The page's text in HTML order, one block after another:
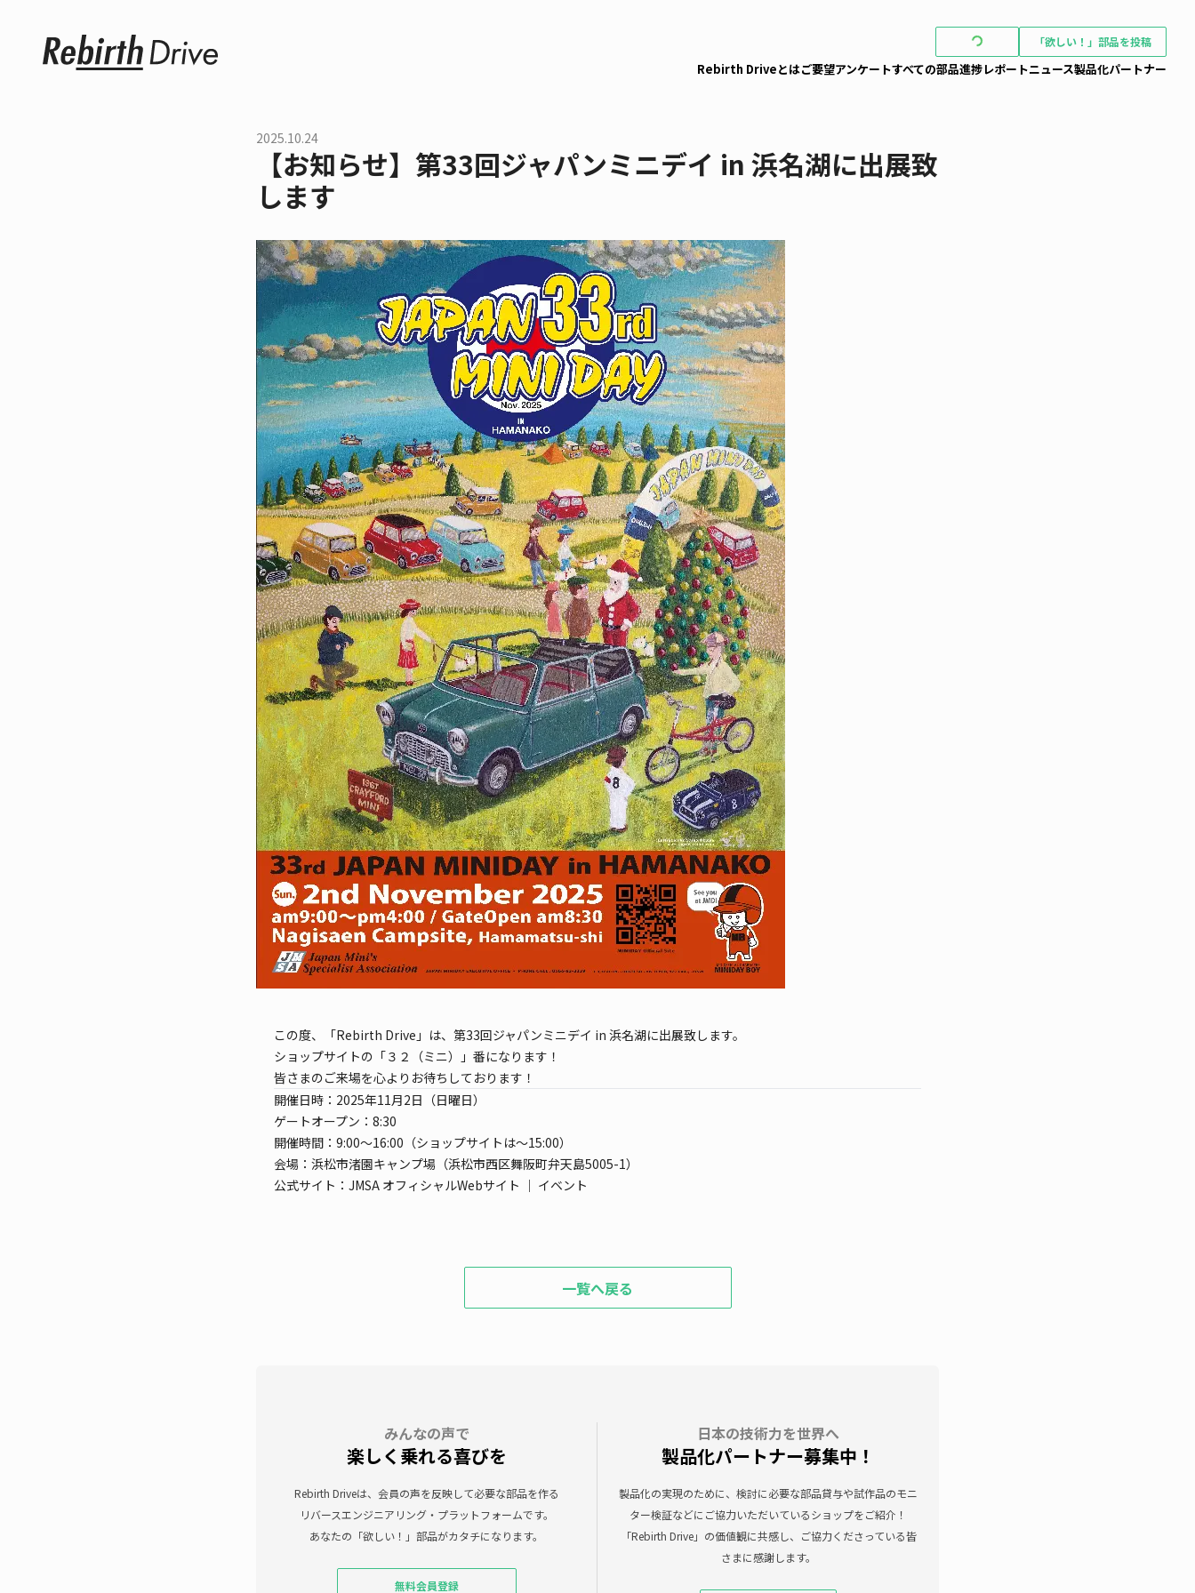
「欲しい！」部品を投稿
Rebirth Driveとはご要望アンケートすべての部品進捗レポートニュース製品化パートナー
2025.10.24
【お知らせ】第33回ジャパンミニデイ in 浜名湖に出展致
します
この度、「Rebirth Drive」は、第33回ジャパンミニデイ in 浜名湖に出展致します。
ショップサイトの「３２（ミニ）」番になります！
皆さまのご来場を心よりお待ちしております！
開催日時：2025年11月2日（日曜日）
ゲートオープン：8:30
開催時間：9:00〜16:00（ショップサイトは～15:00）
会場：浜松市渚園キャンプ場（浜松市西区舞阪町弁天島5005-1）
公式サイト： JMSA オフィシャルWebサイト ｜ イベント
一覧へ戻る
みんなの声で
楽しく乗れる喜びを
Rebirth Driveは、会員の声を反映して必要な部品を作る
リバースエンジニアリング・プラットフォームです。
あなたの「欲しい！」部品がカタチになります。
無料会員登録
日本の技術力を世界へ
製品化パートナー募集中！
製品化の実現のために、検討に必要な部品貸与や試作品のモニ
ター検証などにご協力いただいているショップをご紹介！
「Rebirth Drive」の価値観に共感し、ご協力くださっている皆
さまに感謝します。